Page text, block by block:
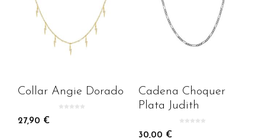
Collar Angie Dorado
27,90 €
Cadena Choquer
Plata Judith
30,00 €